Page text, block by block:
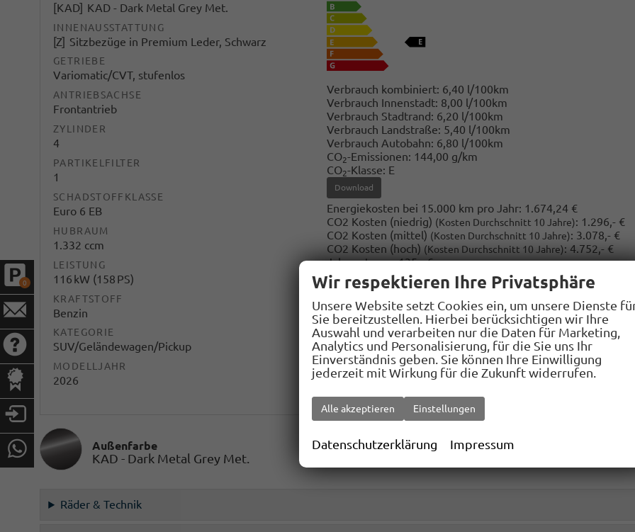
0
KAD KAD - Dark Metal Grey Met.
INNENAUSSTATTUNG
Z Sitzbezüge in Premium Leder, Schwarz
GETRIEBE
Variomatic/CVT, stufenlos
ANTRIEBSACHSE
Frontantrieb
ZYLINDER
4
PARTIKELFILTER
1
SCHADSTOFFKLASSE
Euro 6 EB
HUBRAUM
1.332 ccm
LEISTUNG
116 kW (158 PS)
KRAFTSTOFF
Benzin
KATEGORIE
SUV/Geländewagen/Pickup
MODELLJAHR
2026
Verbrauch kombiniert: 6,40 l/100km
Verbrauch Innenstadt: 8,00 l/100km
Verbrauch Stadtrand: 6,20 l/100km
Verbrauch Landstraße: 5,40 l/100km
Verbrauch Autobahn: 6,80 l/100km
CO2-Emissionen: 144,00 g/km
CO2-Klasse: E
Download
Energiekosten bei 15.000 km pro Jahr: 1.674,24 €
CO2 Kosten (niedrig) (Kosten Durchschnitt 10 Jahre): 1.296,- €
CO2 Kosten (mittel) (Kosten Durchschnitt 10 Jahre): 3.078,- €
CO2 Kosten (hoch) (Kosten Durchschnitt 10 Jahre): 4.752,- €
Jahressteuer: 135,- €
Außenfarbe
KAD - Dark Metal Grey Met.
Innenausstattung
Räder & Technik
Wir respektieren Ihre Privatsphäre
Unsere Website setzt Cookies ein, um unsere Dienste
Sie bereitzustellen. Hierbei berücksichtigen wir Ihre
Auswahl und verarbeiten nur die Daten für Marketing,
Analytics und Personalisierung, für die Sie uns Ihr
Einverständnis geben. Sie können Ihre Einwilligung
jederzeit mit Wirkung für die Zukunft widerrufen.
Alle akzeptieren Einstellungen
Datenschutzerklärung Impressum